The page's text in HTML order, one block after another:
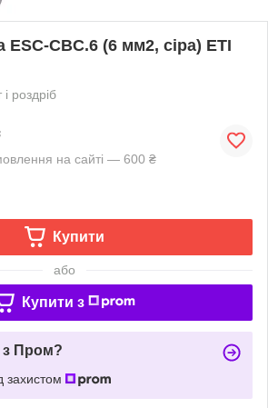
ESC-CBC.6 (6 мм2, сіра) ETI
роздріб
на сайті — 600 ₴
Купити
або
Купити з
з Пром?
захистом